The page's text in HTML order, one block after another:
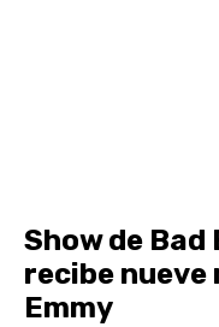
Show de Bad
recibe nueve
Emmy